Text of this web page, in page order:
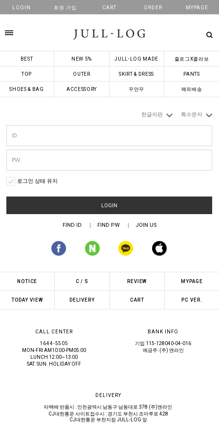
LOGIN 회원 가입 CART ORDER MYPAGE
BEST NEW 5% JULL-LOG MADE 줄로그X콜라보
TOP OUTER SKIRT & DRESS PANTS
SHOES & BAG ACCESSORY 꾸안꾸 해외배송
한글자판 특수문자
로그인 상태 유지
LOGIN
FIND ID FIND PW JOIN US
NOTICE C / S REVIEW MYPAGE
TODAY VIEW DELIVERY CART PC VER.
CALL CENTER
1644-5505
MON-FRI AM10:00-PM05:00
LUNCH 12:00~13:00
SAT. SUN. HOLIDAY OFF
BANK INFO
기업 115-128040-04-016
예금주: (주) 엔라인
DELIVERY
타택배 반품시 : 인천광역시 남동구 남동대로 378 (주)엔라인
CJ대한통운 사이트접수시 : 경기도 부천시 조마루로 428
CJ대한통운 부천지점 JULL-LOG 앞